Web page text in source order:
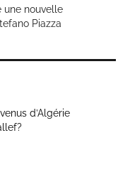
une nouvelle
Piazza
d’Algérie